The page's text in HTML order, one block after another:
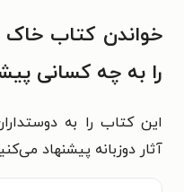
خواندن کتاب خاک
را به چه کسانی
این کتاب را به
آثار دوزبانه پیشنهاد